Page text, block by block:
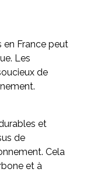
France peut
Les
de
et
de
Cela
et à